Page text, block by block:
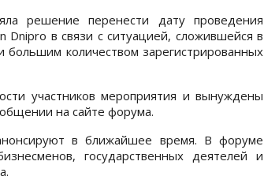
решение перенести дату проведения
Dnipro в связи с ситуацией, сложившейся в
большим количеством зарегистрированных
участников мероприятия и вынуждены
на сайте форума.
в ближайшее время. В форуме
государственных деятелей и